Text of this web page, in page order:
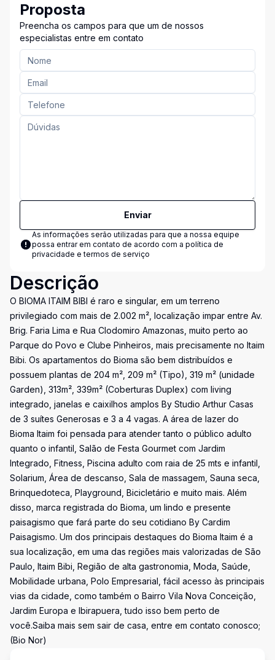
Proposta
Preencha os campos para que um de nossos
especialistas entre em contato
Enviar
As informações serão utilizadas para que a nossa equipe
possa entrar em contato de acordo com a política de
privacidade e termos de serviço
Descrição
O BIOMA ITAIM BIBI é raro e singular, em um terreno
privilegiado com mais de 2.002 m², localização impar entre Av.
Brig. Faria Lima e Rua Clodomiro Amazonas, muito perto ao
Parque do Povo e Clube Pinheiros, mais precisamente no Itaim
Bibi. Os apartamentos do Bioma são bem distribuídos e
possuem plantas de 204 m², 209 m² (Tipo), 319 m² (unidade
Garden), 313m², 339m² (Coberturas Duplex) com living
integrado, janelas e caixilhos amplos By Studio Arthur Casas
de 3 suítes Generosas e 3 a 4 vagas. A área de lazer do
Bioma Itaim foi pensada para atender tanto o público adulto
quanto o infantil, Salão de Festa Gourmet com Jardim
Integrado, Fitness, Piscina adulto com raia de 25 mts e infantil,
Solarium, Área de descanso, Sala de massagem, Sauna seca,
Brinquedoteca, Playground, Bicicletário e muito mais. Além
disso, marca registrada do Bioma, um lindo e presente
paisagismo que fará parte do seu cotidiano By Cardim
Paisagismo. Um dos principais destaques do Bioma Itaim é a
sua localização, em uma das regiões mais valorizadas de São
Paulo, Itaim Bibi, Região de alta gastronomia, Moda, Saúde,
Mobilidade urbana, Polo Empresarial, fácil acesso às principais
vias da cidade, como também o Bairro Vila Nova Conceição,
Jardim Europa e Ibirapuera, tudo isso bem perto de
você.Saiba mais sem sair de casa, entre em contato conosco;
(Bio Nor)